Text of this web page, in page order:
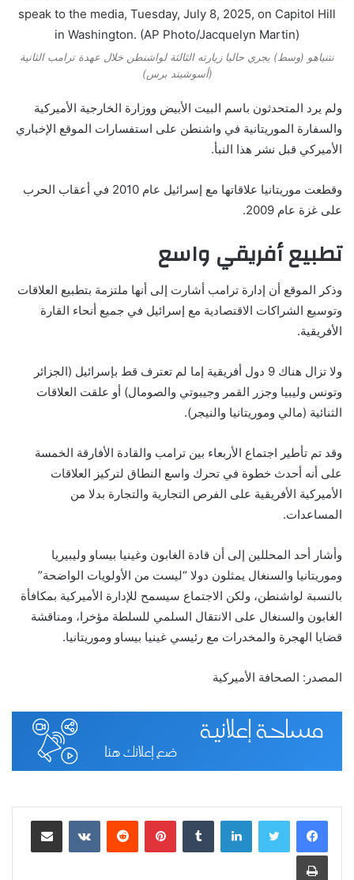
نتنياهو (وسط) يجري حاليا زيارته الثالثة لواشنطن خلال عهدة ترامب الثانية
(أسوشيتد برس)
ولم يرد المتحدثون باسم البيت الأبيض ووزارة الخارجية الأميركية
والسفارة الموريتانية في واشنطن على استفسارات الموقع الإخباري
الأميركي قبل نشر هذا النبأ.
وقطعت موريتانيا علاقاتها مع إسرائيل عام 2010 في أعقاب الحرب
على غزة عام 2009.
تطبيع أفريقي واسع
وذكر الموقع أن إدارة ترامب أشارت إلى أنها ملتزمة بتطبيع العلاقات
وتوسيع الشراكات الاقتصادية مع إسرائيل في جميع أنحاء القارة
الأفريقية.
ولا تزال هناك 9 دول أفريقية إما لم تعترف قط بإسرائيل (الجزائر
وتونس وليبيا وجزر القمر وجيبوتي والصومال) أو علقت العلاقات
الثنائية (مالي وموريتانيا والنيجر).
وقد تم تأطير اجتماع الأربعاء بين ترامب والقادة الأفارقة الخمسة
على أنه أحدث خطوة في تحرك واسع النطاق لتركيز العلاقات
الأميركية الأفريقية على الفرص التجارية والتجارة بدلا من
المساعدات.
وأشار أحد المحللين إلى أن قادة الغابون وغينيا بيساو وليبيريا
وموريتانيا والسنغال يمثلون دولا “ليست من الأولويات الواضحة”
بالنسبة لواشنطن، ولكن الاجتماع سيسمح للإدارة الأميركية بمكافأة
الغابون والسنغال على الانتقال السلمي للسلطة مؤخرا، ومناقشة
قضايا الهجرة والمخدرات مع رئيسي غينيا بيساو وموريتانيا.
المصدر: الصحافة الأميركية
لينكدإن بينتيريست مشاركة عبر البريد
طباعة